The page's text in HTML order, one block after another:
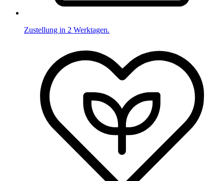
Zustellung in 2 Werktagen.